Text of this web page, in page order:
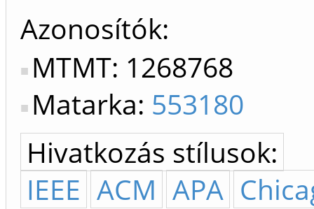
Azonosítók
MTMT: 1268768
Matarka: 553180
Hivatkozás stílusok:
IEEE ACM APA